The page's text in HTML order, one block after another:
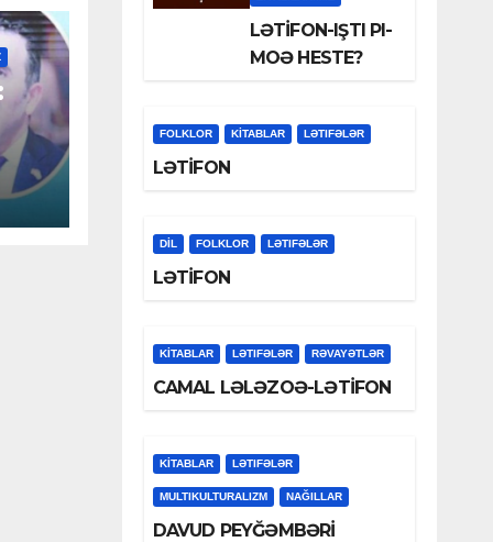
LƏTİFON-IŞTI PI-
MOƏ HESTE?
FOLKLOR KİTABLAR LƏTIFƏLƏR
LƏTİFON
DİL FOLKLOR LƏTIFƏLƏR
LƏTİFON
KİTABLAR LƏTIFƏLƏR RƏVAYƏTLƏR
CAMAL LƏLƏZOƏ-LƏTİFON
KİTABLAR LƏTIFƏLƏR
MULTIKULTURALIZM NAĞILLAR
DAVUD PEYĞƏMBƏRİ